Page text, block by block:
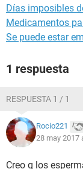
Días imposibles
Medicamentos
Se puede estar
1 respuesta
RESPUESTA 1 / 1
Rocio221
28 may 2017
Creo q los